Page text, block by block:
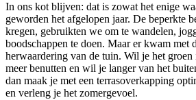
In ons kot blijven: dat is zowat het enige
geworden het afgelopen jaar. De beperkte
kregen, gebruikten we om te wandelen,
boodschappen te doen. Maar er kwam met
herwaardering van de tuin. Wil je het
meer benutten en wil je langer van het
dan maak je met een terrasoverkapping
en verleng je het zomergevoel.